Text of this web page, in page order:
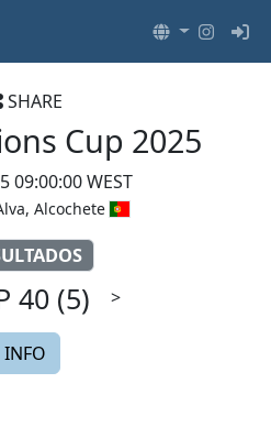
SHARE
Cup 2025
09:00:00 WEST
Alcochete
40 (5) >
INFO